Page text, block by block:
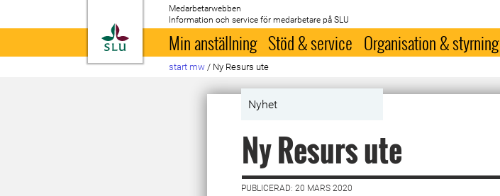
Till startsida
Medarbetarwebben
Information och service för medarbetare på SLU
Min anställning Stöd & service Organisation & styrning
start mw / Ny Resurs ute
Nyhet
Ny Resurs ute
PUBLICERAD: 20 MARS 2020